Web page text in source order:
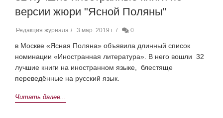
версии жюри "Ясной Поляны"
Редакция журнала 3 мар. 2019 г. 0
в Москве «Ясная Поляна» объявила длинный список
номинации «Иностранная литература». В него вошли 32
лучшие книги на иностранном языке, блестяще
переведённые на русский язык.
Читать далее...